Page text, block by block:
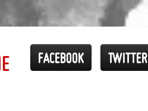
Twitter
Facebook